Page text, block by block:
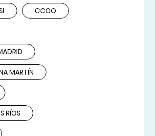
CCOO
MARTÍN
RÍOS